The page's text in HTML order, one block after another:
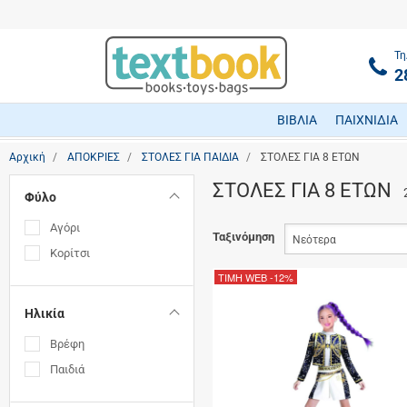
ΒΙΒΛΙΑ ΠΑΙΧΝΙΔΙΑ
Αρχική ΑΠΟΚΡΙΕΣ ΣΤΟΛΕΣ ΓΙΑ ΠΑΙΔΙΑ ΣΤΟΛΕΣ ΓΙΑ 8 ΕΤΩΝ
Φύλο
Αγόρι
Κορίτσι
Ηλικία
Βρέφη
Παιδιά
ΣΤΟΛΕΣ ΓΙΑ 8 ΕΤΩΝ
Ταξινόμηση
ΤΙΜΗ WEB-12%